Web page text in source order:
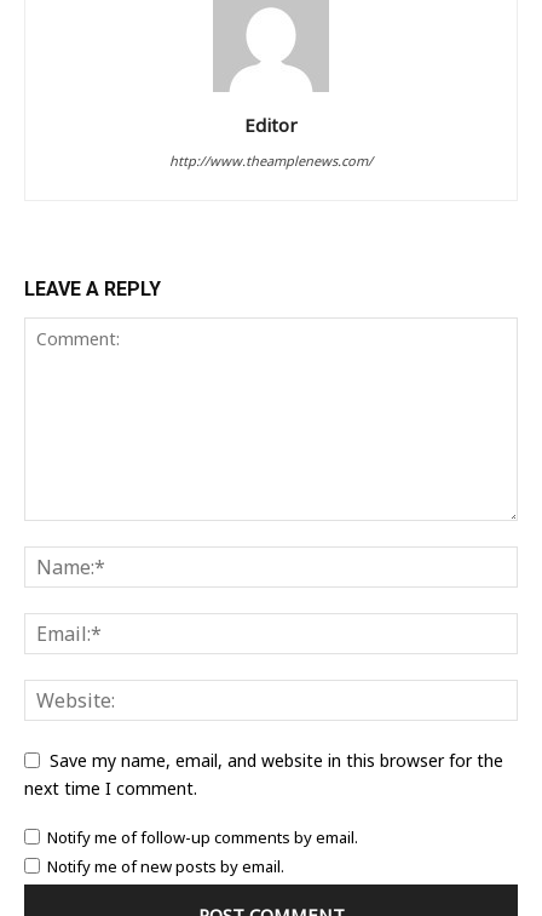
Editor
http://www.theamplenews.com/
LEAVE A REPLY
Save my name, email, and website in this browser for the
next time I comment.
Notify me of follow-up comments by email.
Notify me of new posts by email.